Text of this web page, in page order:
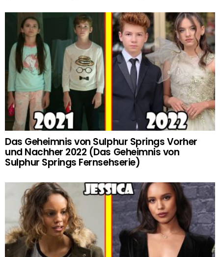
Das Geheimnis von Sulphur Springs Vorher
und Nachher 2022 (Das Geheimnis von
Sulphur Springs Fernsehserie)